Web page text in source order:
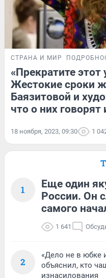
СТРАНА И МИР
«Прекратите
Жестокие сроки
Баязитовой и
что о них
18 ноября, 2023, 09:30 1
1
Еще один
России. Он
самого
1 641
2
«Дело не в юбке
объяснил, кто
изнасилования